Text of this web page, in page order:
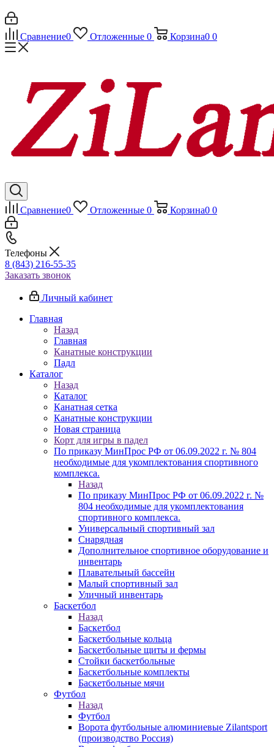
Сравнение0 Отложенные 0 Корзина0 0
Сравнение0 Отложенные 0 Корзина0 0
Телефоны
8 (843) 216-55-35
Заказать звонок
Личный кабинет
Главная
Назад
Главная
Канатные конструкции
Падл
Каталог
Назад
Каталог
Канатная сетка
Канатные конструкции
Новая страница
Корт для игры в падел
По приказу МинПрос РФ от 06.09.2022 г. № 804
необходимые для укомплектования спортивного
комплекса.
Назад
По приказу МинПрос РФ от 06.09.2022 г. №
804 необходимые для укомплектования
спортивного комплекса.
Универсальный спортивный зал
Снарядная
Дополнительное спортивное оборудование и
инвентарь
Плавательный бассейн
Малый спортивный зал
Уличный инвентарь
Баскетбол
Назад
Баскетбол
Баскетбольные кольца
Баскетбольные щиты и фермы
Стойки баскетбольные
Баскетбольные комплекты
Баскетбольные мячи
Футбол
Назад
Футбол
Ворота футбольные алюминиевые Zilantsport
(производство Россия)